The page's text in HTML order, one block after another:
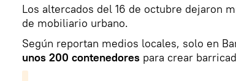
Los altercados del 16 de octubre dejaron
de mobiliario urbano.
Según reportan medios locales, solo en
unos 200 contenedores para crear